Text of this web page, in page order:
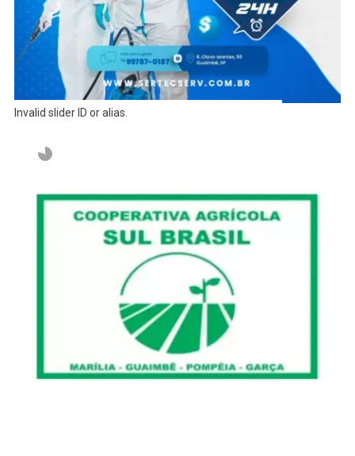
Invalid slider ID or alias.